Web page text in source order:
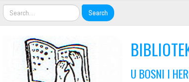
U BOSNI I